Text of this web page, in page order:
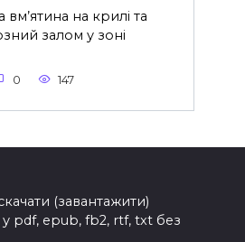
на крилі та
залом у зоні
0 147
(завантажити)
pdf, epub, fb2, rtf, txt без